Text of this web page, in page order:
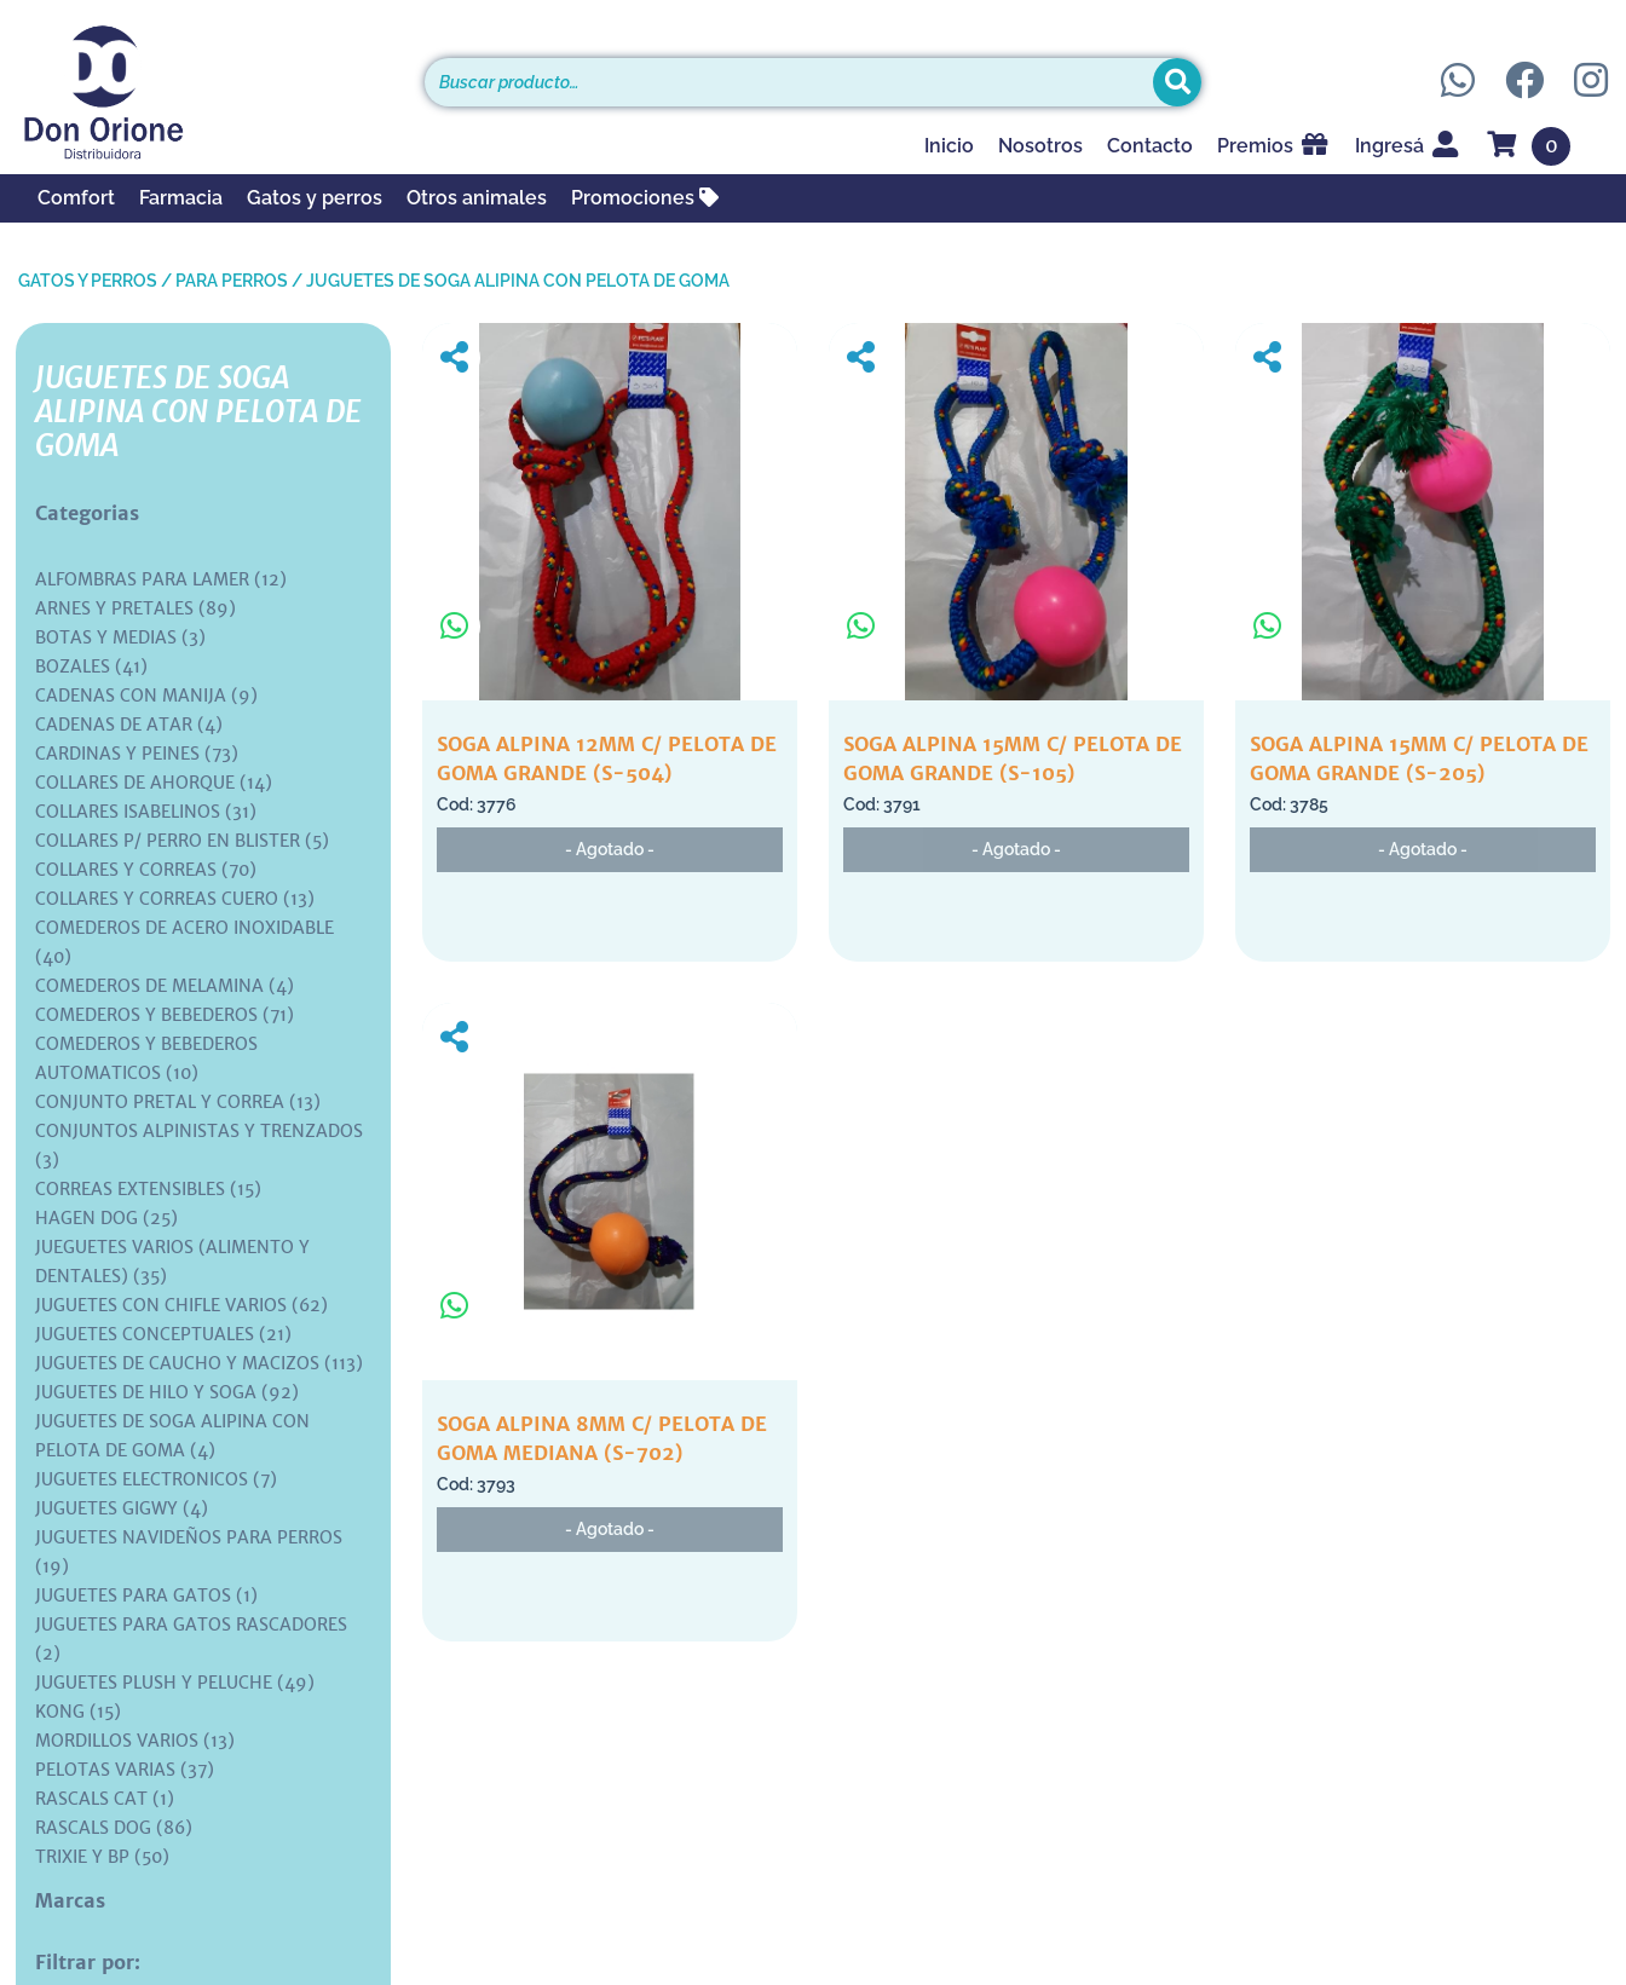
Inicio Nosotros Contacto Premios Ingresá 0
Comfort Farmacia Gatos y perros Otros animales Promociones
GATOS Y PERROS / PARA PERROS /JUGUETES DE SOGA ALIPINA CON PELOTA DE GOMA
JUGUETES DE SOGA
ALIPINA CON PELOTA DE
GOMA
Categorias
ALFOMBRAS PARA LAMER (12)
ARNES Y PRETALES (89)
BOTAS Y MEDIAS (3)
BOZALES (41)
CADENAS CON MANIJA (9)
CADENAS DE ATAR (4)
CARDINAS Y PEINES (73)
COLLARES DE AHORQUE (14)
COLLARES ISABELINOS (31)
COLLARES P/ PERRO EN BLISTER (5)
COLLARES Y CORREAS (70)
COLLARES Y CORREAS CUERO (13)
COMEDEROS DE ACERO INOXIDABLE
(40)
COMEDEROS DE MELAMINA (4)
COMEDEROS Y BEBEDEROS (71)
COMEDEROS Y BEBEDEROS
AUTOMATICOS (10)
CONJUNTO PRETAL Y CORREA (13)
CONJUNTOS ALPINISTAS Y TRENZADOS
(3)
CORREAS EXTENSIBLES (15)
HAGEN DOG (25)
JUEGUETES VARIOS (ALIMENTO Y
DENTALES) (35)
JUGUETES CON CHIFLE VARIOS (62)
JUGUETES CONCEPTUALES (21)
JUGUETES DE CAUCHO Y MACIZOS (113)
JUGUETES DE HILO Y SOGA (92)
JUGUETES DE SOGA ALIPINA CON
PELOTA DE GOMA (4)
JUGUETES ELECTRONICOS (7)
JUGUETES GIGWY (4)
JUGUETES NAVIDEÑOS PARA PERROS
(19)
JUGUETES PARA GATOS (1)
JUGUETES PARA GATOS RASCADORES
(2)
JUGUETES PLUSH Y PELUCHE (49)
KONG (15)
MORDILLOS VARIOS (13)
PELOTAS VARIAS (37)
RASCALS CAT (1)
RASCALS DOG (86)
TRIXIE Y BP (50)
Marcas
Filtrar por:
SOGA ALPINA 12MM C/ PELOTA DE
GOMA GRANDE (S-504)
3776
- Agotado -
SOGA ALPINA 15MM C/ PELOTA DE
GOMA GRANDE (S-105)
3791
- Agotado -
SOGA ALPINA 15MM C/ PELOTA DE
GOMA GRANDE (S-205)
3785
- Agotado -
SOGA ALPINA 8MM C/ PELOTA DE
GOMA MEDIANA (S-702)
3793
- Agotado -